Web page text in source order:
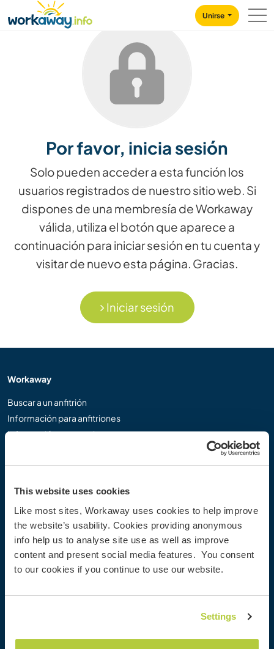
This website uses cookies
Like most sites, Workaway uses cookies to help improve
the website’s usability. Cookies providing anonymous
info help us to analyse site use as well as improve
content and present social media features. You consent
to our cookies if you continue to use our website.
Settings
CONTENT
MAIN NAVIGATION
Unirse
Por favor, inicia sesión
Solo pueden acceder a esta función los
usuarios registrados de nuestro sitio web. Si
dispones de una membresía de Workaway
válida, utiliza el botón que aparece a
continuación para iniciar sesión en tu cuenta y
visitar de nuevo esta página. Gracias.
Iniciar sesión
Workaway
Buscar a un anfitrión
Información para anfitriones
Información para workawayers
Registrarse como anfitrión
Descuentos y Socios
Workaway Blog
Galería de fotos